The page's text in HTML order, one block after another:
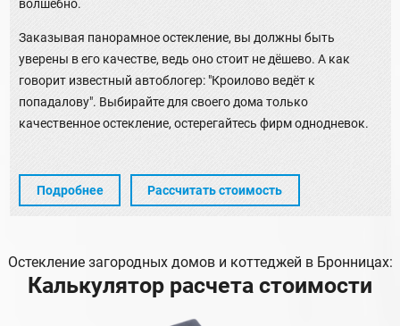
волшебно.
Заказывая панорамное остекление, вы должны быть
уверены в его качестве, ведь оно стоит не дёшево. А как
говорит известный автоблогер: "Кроилово ведёт к
попадалову". Выбирайте для своего дома только
качественное остекление, остерегайтесь фирм однодневок.
Подробнее Рассчитать стоимость
Остекление загородных домов и коттеджей в Бронницах:
Калькулятор расчета стоимости